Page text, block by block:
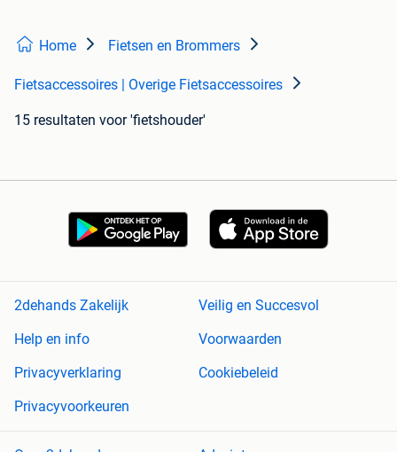
Home Fietsen en Brommers
Fietsaccessoires | Overige Fietsaccessoires
15 resultaten voor 'fietshouder'
2dehands Zakelijk
Veilig en Succesvol
Help en info
Voorwaarden
Privacyverklaring
Cookiebeleid
Privacyvoorkeuren